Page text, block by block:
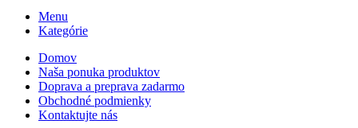
Menu
Kategórie
Domov
Naša ponuka produktov
Doprava a preprava zadarmo
Obchodné podmienky
Kontaktujte nás